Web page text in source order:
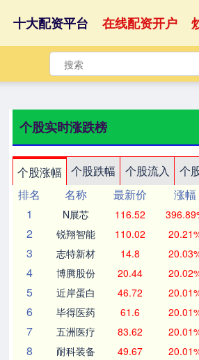
十大配资平台 在线配资开户
个股实时涨跌榜
个股涨幅 个股跌幅 个股流入 个
排名
名称 最新价 涨幅
1
N展芯 116.52
2 锐翔智能 110.02
3 志特新材 14.8
4 博腾股份 20.44
5 近岸蛋白 46.72
6 毕得医药 61.6
7 五洲医疗 83.62
8 耐科装备 49.67